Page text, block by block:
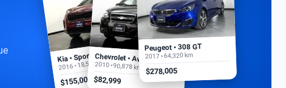
Kia • Sportage EX
2016 • 18,500 km
$155,000
Chevrolet • Aveo
2010 • 90,878 km
$82,999
Peugeot • 308 GT
2017 • 64,320 km
$278,005